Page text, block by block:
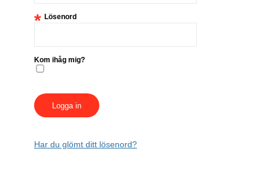
* Lösenord
Kom ihåg mig?
Har du glömt ditt lösenord?